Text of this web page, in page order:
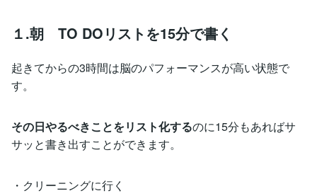
１.朝 TO DOリストを15分で書く
起きてからの3時間は脳のパフォーマンスが高い状態で
す。
その日やるべきことをリスト化するのに15分もあればサ
サッと書き出すことができます。
・クリーニングに行く